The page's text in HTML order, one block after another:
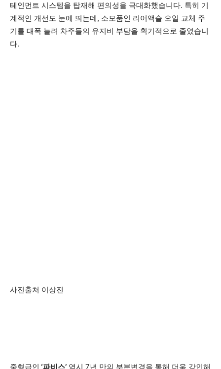
테인먼트 시스템을 탑재해 편의성을 극대화했습니다. 특히 기
계적인 개선도 눈에 띄는데, 소모품인 리어액슬 오일 교체 주
기를 대폭 늘려 차주들의 유지비 부담을 획기적으로 줄였습니
다.
사진출처 이상진
중형급인 ‘파비스’ 역시 7년 만의 부분변경을 통해 더욱 강인해